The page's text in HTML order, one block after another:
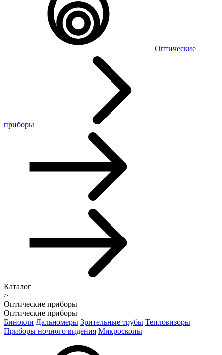
Оптические
приборы
Каталог
>
Оптические приборы
Оптические приборы
Бинокли Дальномеры Зрительные трубы Тепловизоры
Приборы ночного видения Микроскопы